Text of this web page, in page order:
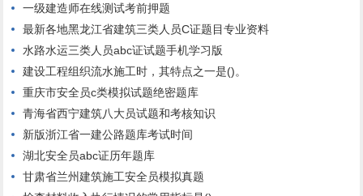
一级建造师在线测试考前押题
最新各地黑龙江省建筑三类人员C证题目专业资料
水路水运三类人员abc证试题手机学习版
建设工程组织流水施工时，其特点之一是()。
重庆市安全员c类模拟试题绝密题库
青海省西宁建筑八大员试题和考核知识
新版浙江省一建公路题库考试时间
湖北安全员abc证历年题库
甘肃省兰州建筑施工安全员模拟真题